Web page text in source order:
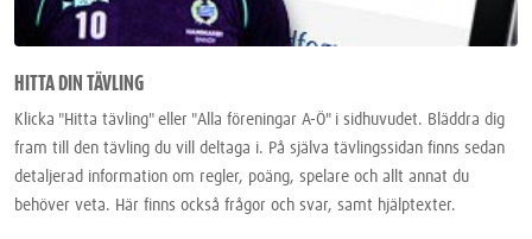
HITTA DIN TÄVLING
Klicka "Hitta tävling" eller "Alla föreningar A-Ö" i sidhuvudet. Bläddra dig
fram till den tävling du vill deltaga i. På själva tävlingssidan finns sedan
detaljerad information om regler, poäng, spelare och allt annat du
behöver veta. Här finns också frågor och svar, samt hjälptexter.